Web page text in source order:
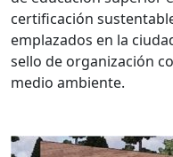
certificación
emplazados en la
sello de organización
medio ambiente.